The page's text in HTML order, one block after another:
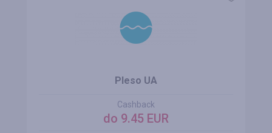
Pleso UA
Cashback
do 9.45 EUR